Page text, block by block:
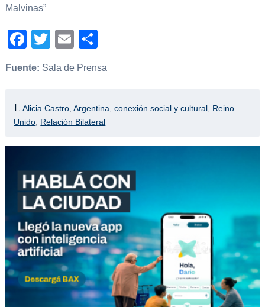
Malvinas”
Facebook
TwitterEmail
Fuente: Sala de Prensa
Alicia Castro ,Argentina ,conexión social y cultural Reino
Unido Relación Bilateral